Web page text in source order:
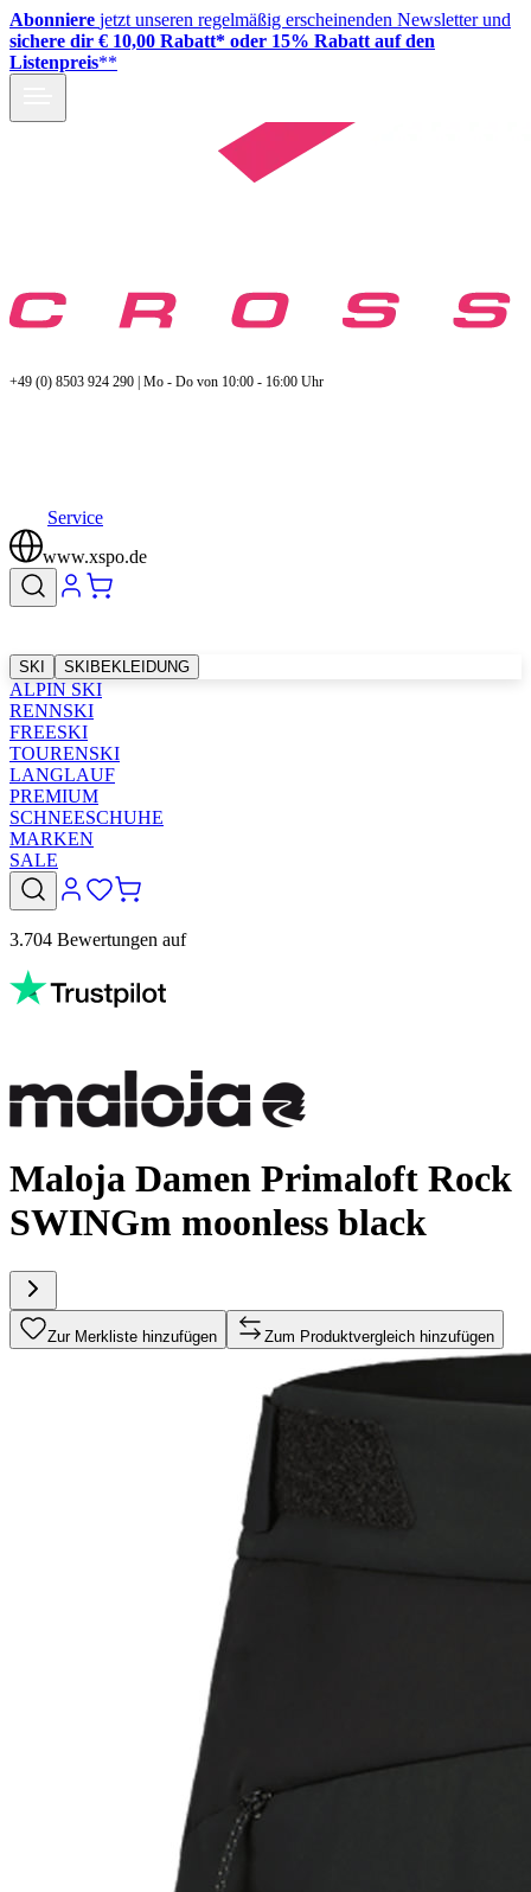
Abonniere jetzt unseren regelmäßig erscheinenden Newsletter und
sichere dir € 10,00 Rabatt* oder 15% Rabatt auf den
Listenpreis**
+49 (0) 8503 924 290 | Mo - Do von 10:00 - 16:00 Uhr
Service
www.xspo.de
SKI SKIBEKLEIDUNG
ALPIN SKI
RENNSKI
FREESKI
TOURENSKI
LANGLAUF
PREMIUM
SCHNEESCHUHE
MARKEN
SALE
3.704 Bewertungen auf
Maloja Damen Primaloft Rock
SWINGm moonless black
Zur Merkliste hinzufügen Zum Produktvergleich hinzufügen